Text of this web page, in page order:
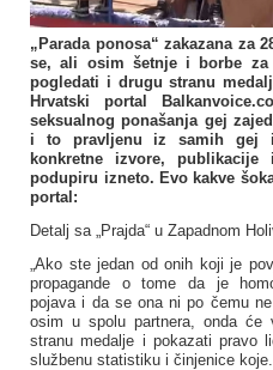
„Parada ponosa“ zakazana za
se, ali osim šetnje i borbe za
pogledati i drugu stranu
Hrvatski portal
seksualnog ponašanja gej
i to pravlјenu iz samih gej
konkretne izvore,
podupiru izneto. Evo kakve
portal:
Detalј sa „Prajda“ u Zapadnom
„Ako ste jedan od onih koji je
propagande o tome da je
pojava i da se ona ni po čemu
osim u spolu partnera, onda će
stranu medalјe i pokazati pravo
službenu statistiku i činjenice koje...